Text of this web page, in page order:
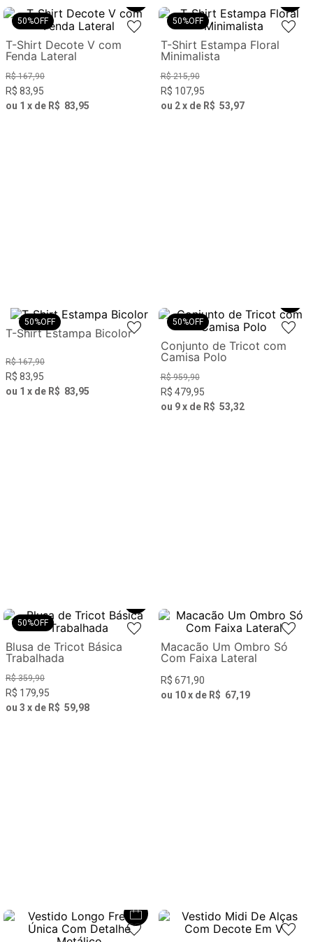
50%OFF
T-Shirt Decote V com
Fenda Lateral
R$ 167,90
R$ 83,95
ou 1 x de R$ 83,95
50%OFF
T-Shirt Estampa Floral
Minimalista
R$ 215,90
R$ 107,95
ou 2 x de R$ 53,97
50%OFF
T-Shirt Estampa Bicolor
R$ 167,90
R$ 83,95
ou 1 x de R$ 83,95
50%OFF
Conjunto de Tricot com
Camisa Polo
R$ 959,90
R$ 479,95
ou 9 x de R$ 53,32
50%OFF
Blusa de Tricot Básica
Trabalhada
R$ 359,90
R$ 179,95
ou 3 x de R$ 59,98
Macacão Um Ombro Só
Com Faixa Lateral
R$ 671,90
ou 10 x de R$ 67,19